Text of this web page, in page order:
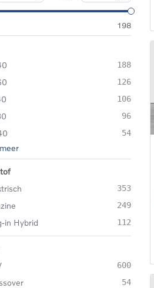
198
188
126
106
96
54
353
249
in Hybrid 112
600
54